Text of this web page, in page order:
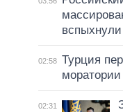
02:58 Турция
02:31